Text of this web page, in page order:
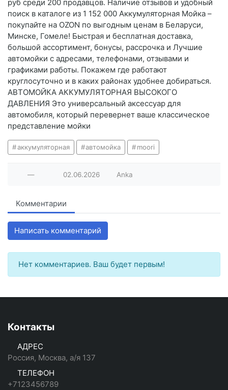
руб среди 200 продавцов. Наличие отзывов и удобный
поиск в каталоге из 1 152 000 Аккумуляторная Мойка –
покупайте на OZON по выгодным ценам в Беларуси,
Минске, Гомеле! Быстрая и бесплатная доставка,
большой ассортимент, бонусы, рассрочка и Лучшие
автомойки с адресами, телефонами, отзывами и
графиками работы. Покажем где работают
круглосуточно и в каких районах удобнее добираться.
АВТОМОЙКА АККУМУЛЯТОРНАЯ ВЫСОКОГО
ДАВЛЕНИЯ Это универсальный аксессуар для
автомобиля, который перевернет ваше классическое
представление мойки
аккумуляторная автомойка moori
— 02.06.2026 Anka
Комментарии
Написать комментарий
Нет комментариев. Ваш будет первым!
Контакты
АДРЕС
Россия, Москва, а/я 137
ТЕЛЕФОН
+7123456789